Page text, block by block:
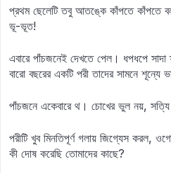
প্রথম ছেলেটি তবু আতঙ্কে কাঁপতে
ভূ-ভূত!
এবারে পাঁচজনেই দেখতে পেল। ধপধপে
বারো বছরের একটি পরী তাদের সামনে শূন্যে
পাঁচজনে একেবারে থ। চোখের ভুল নয়, সত্যি
পরীটি খুব মিনতিপূর্ণ গলায় জিগ্যেস করল,
কী দোষ করেছি তোমাদের কাছে?